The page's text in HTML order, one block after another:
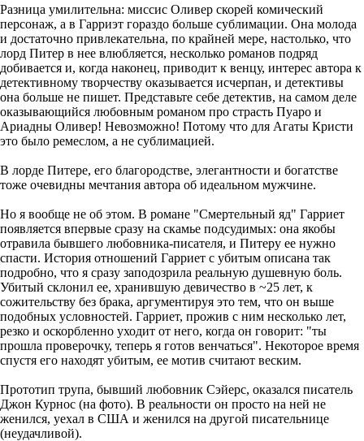
Разница умилительна: миссис Оливер скорей комический
персонаж, а в Гарриэт гораздо больше сублимации. Она молода
и достаточно привлекательна, по крайней мере, настолько, что
лорд Питер в нее влюбляется, несколько романов подряд
добивается и, когда наконец, приводит к венцу, интерес автора к
детективному творчеству оказывается исчерпан, и детективы
она больше не пишет. Представьте себе детектив, на самом деле
оказывающийся любовным романом про страсть Пуаро и
Ариадны Оливер! Невозможно! Потому что для Агаты Кристи
это было ремеслом, а не сублимацией.
В лорде Питере, его благородстве, элегантности и богатстве
тоже очевидны мечтания автора об идеальном мужчине.
Но я вообще не об этом. В романе "Смертельный яд" Гарриет
появляется впервые сразу на скамье подсудимых: она якобы
отравила бывшего любовника-писателя, и Питеру ее нужно
спасти. История отношений Гарриет с убитым описана так
подробно, что я сразу заподозрила реальную душевную боль.
Убитый склонил ее, хранившую девичество в ~25 лет, к
сожительству без брака, аргументируя это тем, что он выше
подобных условностей. Гарриет, прожив с ним несколько лет,
резко и оскорбленно уходит от него, когда он говорит: "ты
прошла проверочку, теперь я готов венчаться". Некоторое время
спустя его находят убитым, ее мотив считают веским.
Прототип трупа, бывший любовник Сэйерс, оказался писатель
Джон Курнос (на фото). В реальности он просто на ней не
женился, уехал в США и женился на другой писательнице
(неудачливой).